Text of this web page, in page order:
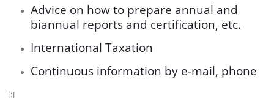
Advice on how to prepare annual and
biannual reports and certification, etc.
International Taxation
Continuous information by e-mail, phone
[:]